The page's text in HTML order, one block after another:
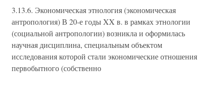
3.13.6. Экономическая этнология (экономическая
антропология) В 20-е годы XX в. в рамках этнологии
(социальной антропологии) возникла и оформилась
научная дисциплина, специальным объектом
исследования которой стали экономические отношения
первобытного (собственно